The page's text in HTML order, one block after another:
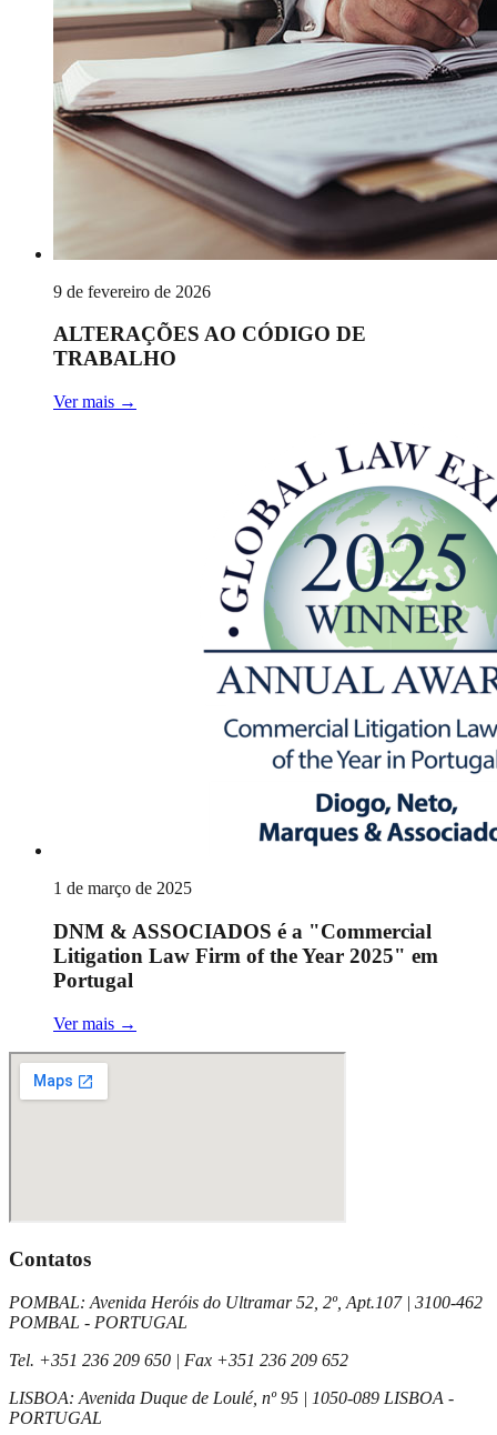
9 de fevereiro de 2026
ALTERAÇÕES AO CÓDIGO DE
TRABALHO
Ver mais →
1 de março de 2025
DNM & ASSOCIADOS é a "Commercial
Litigation Law Firm of the Year 2025" em
Portugal
Ver mais →
Contatos
POMBAL: Avenida Heróis do Ultramar 52, 2º, Apt.107| 3100-462
POMBAL - PORTUGAL
Tel. +351 236 209 650 | Fax +351 236 209 652
LISBOA: Avenida Duque de Loulé, nº 95 | 1050-089 LISBOA -
PORTUGAL